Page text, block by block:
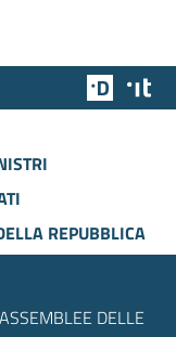
Team
REPUBBLICA
DELLE